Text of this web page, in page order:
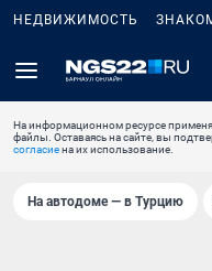
НЕДВИЖИМОСТЬ
На информационном ресурсе
файлы. Оставаясь на сайте, вы
согласиена их использование.
На автодоме — в Турцию